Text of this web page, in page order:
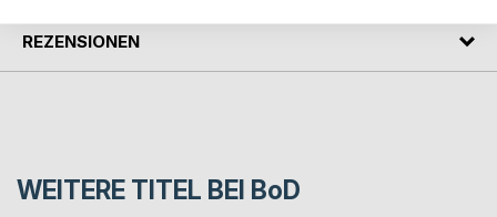
REZENSIONEN
WEITERE TITEL BEI BoD